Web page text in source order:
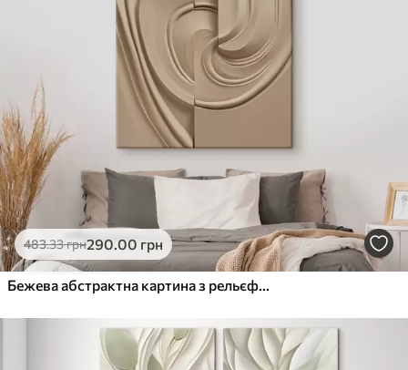
483.33грн290.00 грн
Бежева абстрактна картина з рельєфною фактурою, плавними лініями та кулею